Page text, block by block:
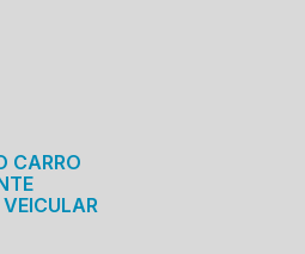
CARRO
VEICULAR